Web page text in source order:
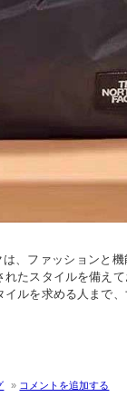
、ファッションと
たスタイルを備え
ルを求める人まで
コメントを追加する